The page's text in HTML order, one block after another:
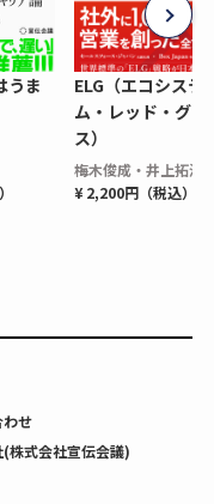
うま
ELG（エコシステ
ム・レッド・グロ
ス）
梅木俊成・井上拓海
¥ 2,200円（税込）
わせ
株式会社宣伝会議)